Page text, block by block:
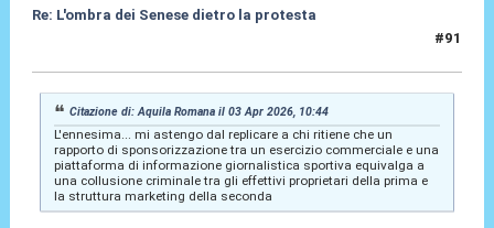
Re: L'ombra dei Senese dietro la protesta
#91
Citazione di: Aquila Romana il 03 Apr 2026, 10:44
L'ennesima... mi astengo dal replicare a chi ritiene che un
rapporto di sponsorizzazione tra un esercizio commerciale e una
piattaforma di informazione giornalistica sportiva equivalga a
una collusione criminale tra gli effettivi proprietari della prima e
la struttura marketing della seconda